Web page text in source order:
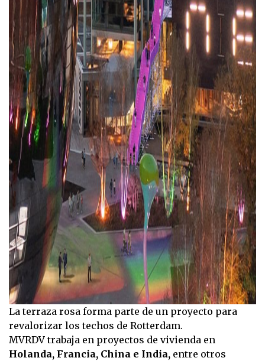
La terraza rosa forma parte de un proyecto para
revalorizar los techos de Rotterdam.
MVRDV trabaja en proyectos de vivienda en
Holanda, Francia, China e India, entre otros